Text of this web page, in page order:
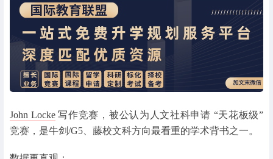
John Locke写作竞赛，被公认为人文社科申请 “天花板级”
竞赛，是牛剑/G5、藤校文科方向最看重的学术背书之一。